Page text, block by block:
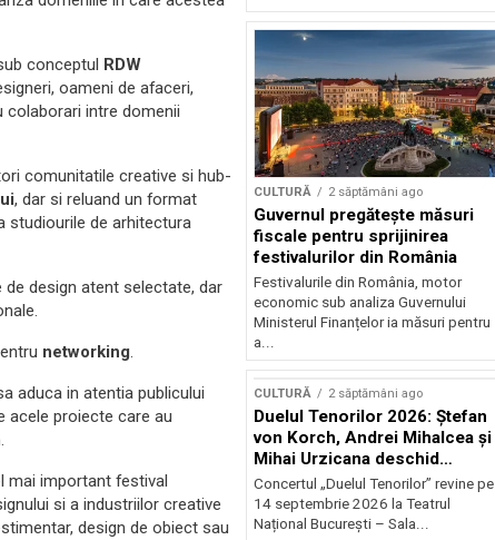
conceptul RDW
oameni de afaceri,
colaborari intre domenii
comunitatile creative si hub-
, dar si reluand un format
studiourile de arhitectura
design atent selectate, dar
networking.
aduca in atentia publicului
acele proiecte care au
mai important festival
si a industriilor creative
design de obiect sau
CULTURĂ 2 săptămâni ago
Guvernul pregătește măsuri
fiscale pentru sprijinirea
festivalurilor din România
Festivalurile din România, motor
economic sub analiza Guvernului
Ministerul Finanțelor ia măsuri pentru
a...
CULTURĂ 2 săptămâni ago
Duelul Tenorilor 2026: Ștefan
von Korch, Andrei Mihalcea și
Mihai Urzicana deschid
stagiunea Musical
Extravaganza la TNB
Concertul „Duelul Tenorilor” revine pe
14 septembrie 2026 la Teatrul
Național București – Sala...